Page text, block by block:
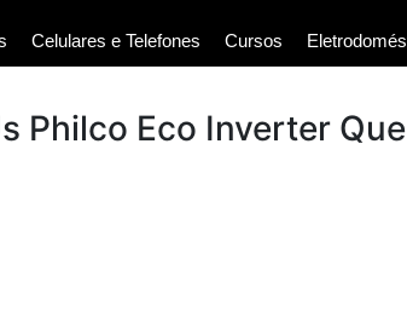
Celulares e Telefones Cursos
Eco Inverter